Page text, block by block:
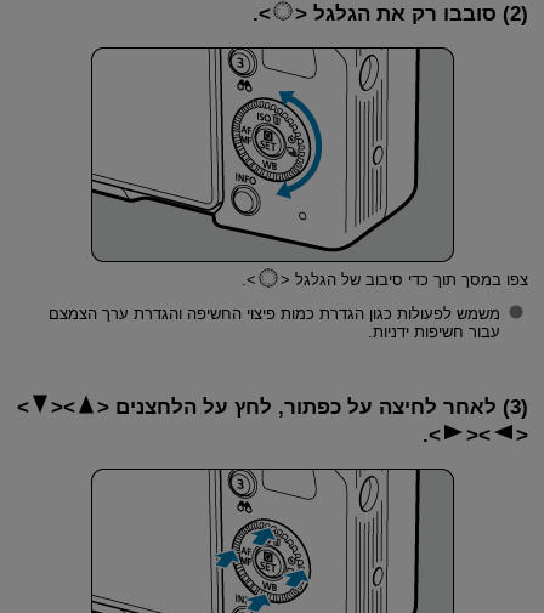
(2) סובבו רק את הגלגל .
צפו במסך תוך כדי סיבוב של הגלגל
.
משמש לפעולות כגון הגדרת כמות פיצוי החשיפה והגדרת ערך הצמצם
עבור חשיפות ידניות.
(3) לאחר לחיצה על כפתור, לחץ על הלחצנים
.